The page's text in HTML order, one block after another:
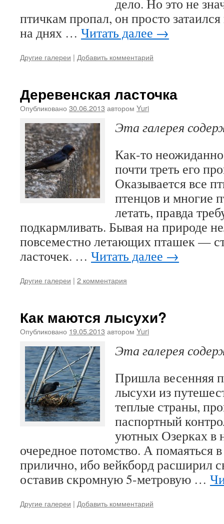
дело. Но это не
птичкам пропал, он просто
на днях … Читать далее →
Другие галереи | Добавить комментарий
Деревенская ласточка
Опубликовано 30.06.2013 автором Yuri
Эта галерея
Как-то
почти треть его
Оказывается все
птенцов и многие
летать, правда
подкармливать. Бывая на природе
повсеместно летающих пташек —
ласточек. … Читать далее →
Другие галереи | 2 комментария
Как маются лысухи?
Опубликовано 19.05.2013 автором Yuri
Эта галерея
Пришла весенняя
лысухи из
теплые страны,
паспортный
уютных Озерках в
очередное потомство. А помаяться
прилично, ибо вейкборд расширил
оставив скромную 5-метровую …
Другие галереи | Добавить комментарий